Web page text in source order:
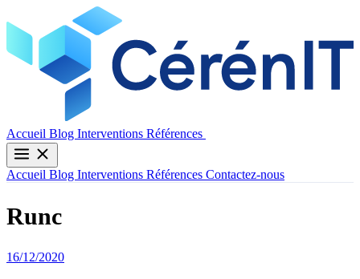
Accueil Blog Interventions Références
Accueil Blog Interventions Références Contactez-nous
Runc
16/12/2020